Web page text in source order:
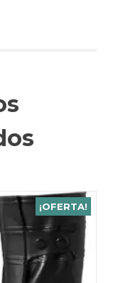
¡OFERTA!